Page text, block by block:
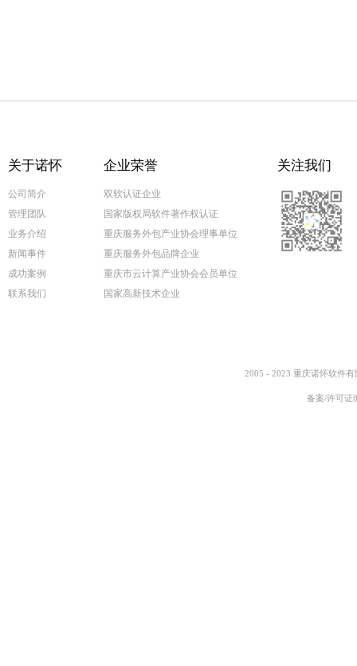
关于诺怀
公司简介
管理团队
业务介绍
新闻事件
成功案例
联系我们
企业荣誉
双软认证企业
国家版权局软件著作权认证
重庆服务外包产业协会理事单位
重庆服务外包品牌企业
重庆市云计算产业协会会员单位
国家高新技术企业
关注我们
2005 - 2023 重庆诺怀软件
备案/许可证